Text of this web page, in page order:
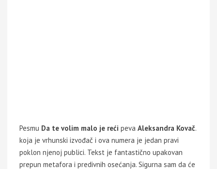
Pesmu Da te volim malo je reći peva Aleksandra Kovač.
koja je vrhunski izvođač i ova numera je jedan pravi
poklon njenoj publici. Tekst je fantastično upakovan
prepun metafora i predivnih osećanja. Sigurna sam da će